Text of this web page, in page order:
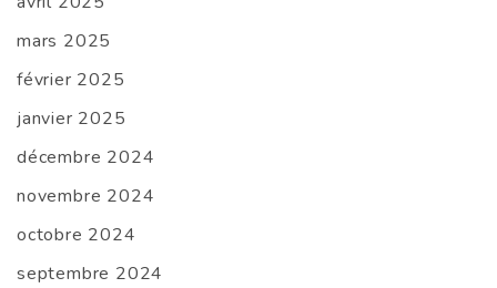
mars 2025
février 2025
janvier 2025
décembre 2024
novembre 2024
octobre 2024
septembre 2024